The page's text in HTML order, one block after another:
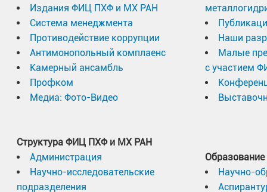
Издания ФИЦ ПХФ и МХ РАН
Система менеджмента
Противодействие коррупции
Антимонопольный комплаенс
Камерный ансамбль
Профком
Медиа: Фото-Видео
Структура ФИЦ ПХФ и МХ РАН
Администрация
Научно-исследовательские
подразделения
Наши
Малые
с участием
Образование
Научно-